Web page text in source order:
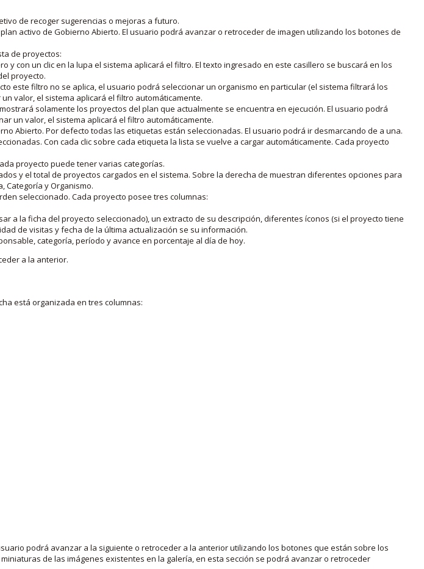
de recoger sugerencias o mejoras a futuro.
activo de Gobierno Abierto. El usuario podrá avanzar o retroceder de imagen utilizando los botones de
de proyectos:
y con un clic en la lupa el sistema aplicará el filtro. El texto ingresado en este casillero se buscará en los
proyecto.
este filtro no se aplica, el usuario podrá seleccionar un organismo en particular (el sistema filtrará los
valor, el sistema aplicará el filtro automáticamente.
solamente los proyectos del plan que actualmente se encuentra en ejecución. El usuario podrá
un valor, el sistema aplicará el filtro automáticamente.
Abierto. Por defecto todas las etiquetas están seleccionadas. El usuario podrá ir desmarcando de a una.
Con cada clic sobre cada etiqueta la lista se vuelve a cargar automáticamente. Cada proyecto
proyecto puede tener varias categorías.
y el total de proyectos cargados en el sistema. Sobre la derecha de muestran diferentes opciones para
Categoría y Organismo.
seleccionado. Cada proyecto posee tres columnas:
a la ficha del proyecto seleccionado), un extracto de su descripción, diferentes íconos (si el proyecto tiene
de visitas y fecha de la última actualización se su información.
categoría, período y avance en porcentaje al día de hoy.
a la anterior.
está organizada en tres columnas:
podrá avanzar a la siguiente o retroceder a la anterior utilizando los botones que están sobre los
de las imágenes existentes en la galería, en esta sección se podrá avanzar o retroceder